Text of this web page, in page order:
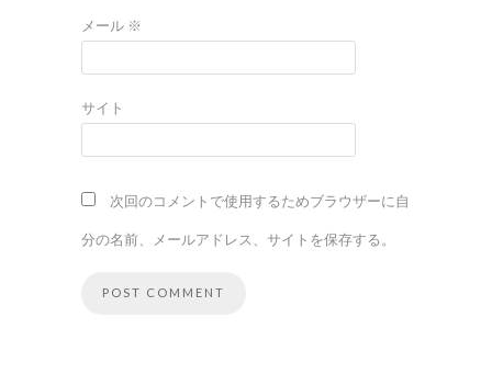
メール ※
サイト
次回のコメントで使用するためブラウザーに自
分の名前、メールアドレス、サイトを保存する。